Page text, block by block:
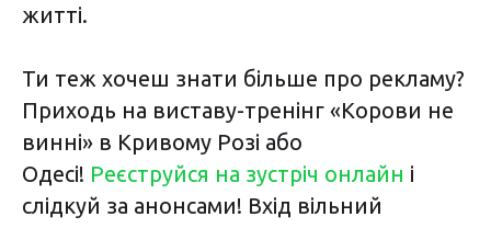
житті.
Ти теж хочеш знати більше про рекламу?
Приходь на виставу-тренінг «Корови не
винні» в Кривому Розі або
Одесі! Реєструйся на зустріч онлайн і
слідкуй за анонсами! Вхід вільний